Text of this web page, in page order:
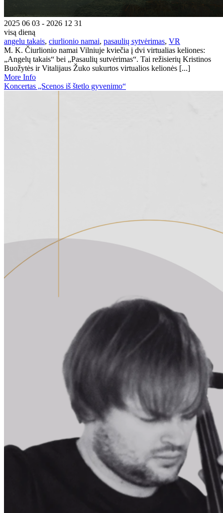
2025 06 03 - 2026 12 31
visą dieną
angelu takais, ciurlionio namai, pasaulių sytvėrimas, VR
M. K. Čiurlionio namai Vilniuje kviečia į dvi virtualias keliones:
„Angelų takais“ bei „Pasaulių sutvėrimas“. Tai režisierių Kristinos
Buožytės ir Vitalijaus Žuko sukurtos virtualios kelionės [...]
More Info
Koncertas „Scenos iš štetlo gyvenimo“